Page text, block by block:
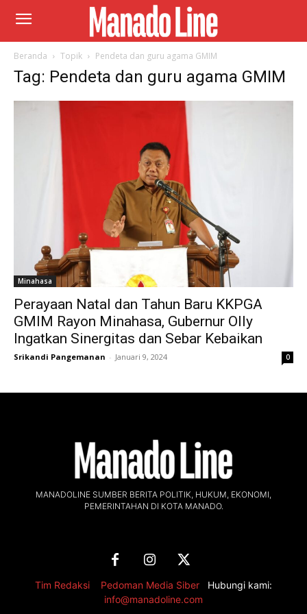
Beranda Topik Pendeta dan guru agama GMIM
Tag: Pendeta dan guru agama GMIM
Minahasa
Perayaan Natal dan Tahun Baru KKPGA
GMIM Rayon Minahasa, Gubernur Olly
Ingatkan Sinergitas dan Sebar Kebaikan
Srikandi Pangemanan - Januari 9, 2024 0
MANADOLINE SUMBER BERITA POLITIK, HUKUM, EKONOMI,
PEMERINTAHAN DI KOTA MANADO.
Tim Redaksi Pedoman Media Siber
Hubungi kami:
info@manadoline.com